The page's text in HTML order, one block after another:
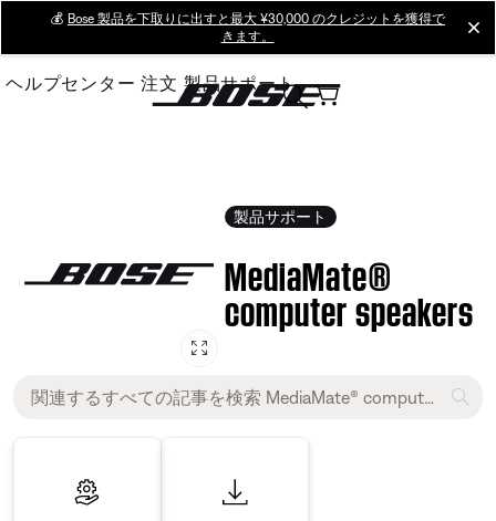
Main
💰 Bose 製品を下取りに出すと最大 ¥30,000 のクレジットを獲得で
きます。
ヘルプセンター 注文 製品サポート
製品サポート
MediaMate®
computer speakers